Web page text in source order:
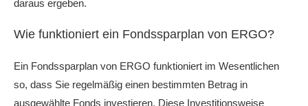
daraus ergeben.
Wie funktioniert ein Fondssparplan von ERGO?
Ein Fondssparplan von ERGO funktioniert im Wesentlichen
so, dass Sie regelmäßig einen bestimmten Betrag in
ausgewählte Fonds investieren. Diese Investitionsweise